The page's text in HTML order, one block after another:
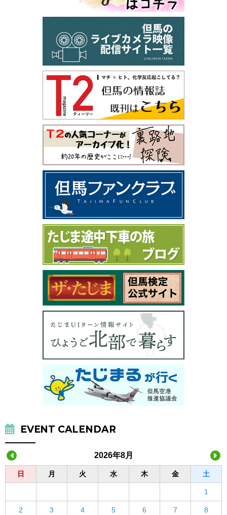
EVENT CALENDAR
2026年8月
日 月 火 水 木 金 土
1
2 3 4 5 6 7 8